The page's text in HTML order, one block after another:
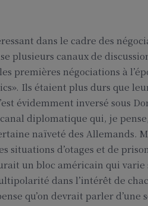
dans le cadre des
plusieurs canaux de
premières négociations à
Ils étaient plus durs que
évidemment inversé sous
diplomatique qui, je
naïveté des Allemands.
situations d’otages et de
un bloc américain qui
dans l’intérêt de
qu’on devrait parler